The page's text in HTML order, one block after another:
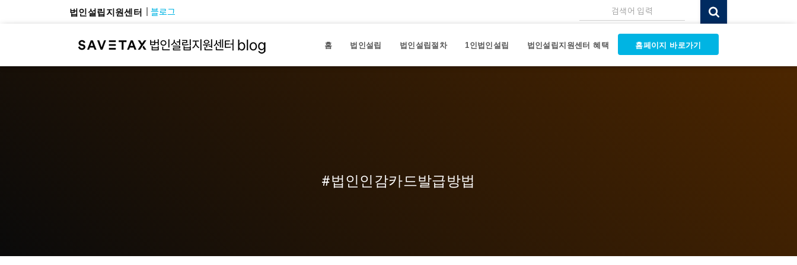
법인설립지원센터 블로그 검색어 입력
홈 법인설립 법인설립절차 1인법인설립 법인설립지원센터 혜택 홈페이지 바로가기
#법인인감카드발급방법